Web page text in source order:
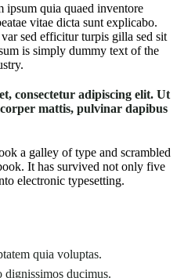
ipsum quia quaed inventore
vitae dicta sunt explicabo.
sed efficitur turpis gilla sed sit
is simply dummy text of the
consectetur adipiscing elit. Ut
mattis, pulvinar dapibus
a galley of type and scrambled
It has survived not only five
electronic typesetting.
quia voluptas.
dignissimos ducimus.